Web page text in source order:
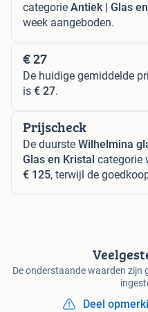
categorie Antiek | Glas
week aangeboden.
€ 27
De huidige gemiddelde
is € 27.
Prijscheck
De duurste Wilhelmina
Glas en Kristal categorie
€ 125, terwijl de
De onderstaande waarden zijn
Deel